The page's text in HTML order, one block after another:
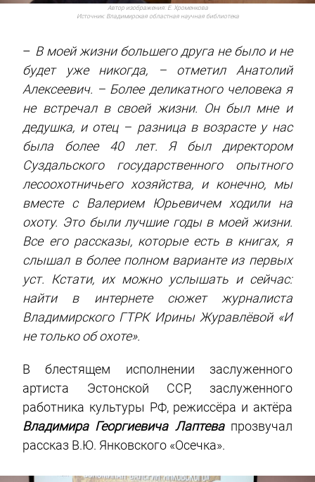
Автор изображения: Е. Хроменкова
Источник: Владимирская областная научная библиотека
– В моей жизни большего друга не было и не
будет уже никогда, – отметил Анатолий
Алексеевич. – Более деликатного человека я
не встречал в своей жизни. Он был мне и
дедушка, и отец – разница в возрасте у нас
была более 40 лет. Я был директором
Суздальского государственного опытного
лесоохотничьего хозяйства, и конечно, мы
вместе с Валерием Юрьевичем ходили на
охоту. Это были лучшие годы в моей жизни.
Все его рассказы, которые есть в книгах, я
слышал в более полном варианте из первых
уст. Кстати, их можно услышать и сейчас:
найти в интернете сюжет журналиста
Владимирского ГТРК Ирины Журавлёвой «И
не только об охоте».
В блестящем исполнении заслуженного
артиста Эстонской ССР, заслуженного
работника культуры РФ, режиссёра и актёра
Владимира Георгиевича Лаптевапрозвучал
рассказ В.Ю. Янковского «Осечка».